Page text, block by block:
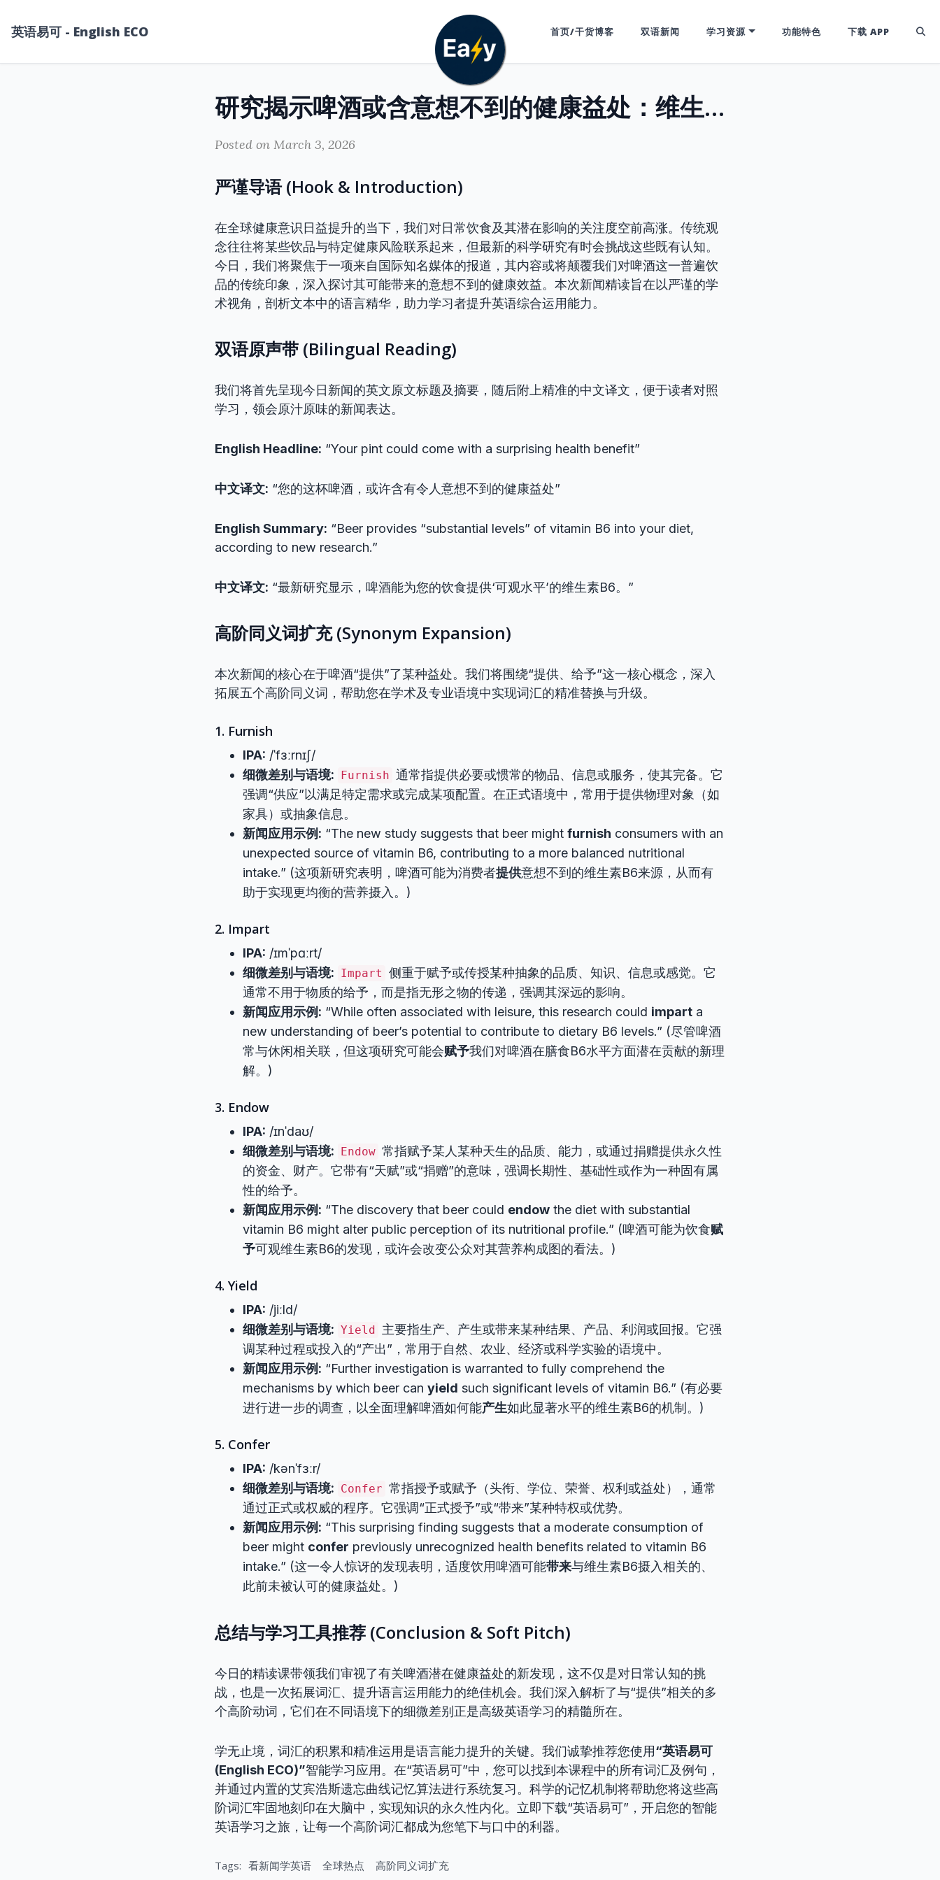
英语易可 - English ECO 首页/干货博客 双语新闻 学习资源 功能特色 下载 APP
研究揭示啤酒或含意想不到的健康益处：维生素B6新发现
Posted on March 3, 2026
严谨导语 (Hook & Introduction)
在全球健康意识日益提升的当下，我们对日常饮食及其潜在影响的关注度空前高涨。传统观
念往往将某些饮品与特定健康风险联系起来，但最新的科学研究有时会挑战这些既有认知。
今日，我们将聚焦于一项来自国际知名媒体的报道，其内容或将颠覆我们对啤酒这一普遍饮
品的传统印象，深入探讨其可能带来的意想不到的健康效益。本次新闻精读旨在以严谨的学
术视角，剖析文本中的语言精华，助力学习者提升英语综合运用能力。
双语原声带 (Bilingual Reading)
我们将首先呈现今日新闻的英文原文标题及摘要，随后附上精准的中文译文，便于读者对照
学习，领会原汁原味的新闻表达。
English Headline: “Your pint could come with a surprising health benefit”
中文译文: “您的这杯啤酒，或许含有令人意想不到的健康益处”
English Summary: “Beer provides “substantial levels” of vitamin B6 into your diet,
according to new research.”
中文译文: “最新研究显示，啤酒能为您的饮食提供‘可观水平’的维生素B6。”
高阶同义词扩充 (Synonym Expansion)
本次新闻的核心在于啤酒“提供”了某种益处。我们将围绕“提供、给予”这一核心概念，深入
拓展五个高阶同义词，帮助您在学术及专业语境中实现词汇的精准替换与升级。
1. Furnish
IPA: /ˈfɜːrnɪʃ/
细微差别与语境: Furnish 通常指提供必要或惯常的物品、信息或服务，使其完备。它
强调“供应”以满足特定需求或完成某项配置。在正式语境中，常用于提供物理对象（如
家具）或抽象信息。
新闻应用示例: “The new study suggests that beer might furnish consumers with an
unexpected source of vitamin B6, contributing to a more balanced nutritional
intake.” (这项新研究表明，啤酒可能为消费者提供意想不到的维生素B6来源，从而有
助于实现更均衡的营养摄入。)
2. Impart
IPA: /ɪmˈpɑːrt/
细微差别与语境: Impart 侧重于赋予或传授某种抽象的品质、知识、信息或感觉。它
通常不用于物质的给予，而是指无形之物的传递，强调其深远的影响。
新闻应用示例: “While often associated with leisure, this research could impart a
new understanding of beer’s potential to contribute to dietary B6 levels.” (尽管啤酒
常与休闲相关联，但这项研究可能会赋予我们对啤酒在膳食B6水平方面潜在贡献的新理
解。)
3. Endow
IPA: /ɪnˈdaʊ/
细微差别与语境: Endow 常指赋予某人某种天生的品质、能力，或通过捐赠提供永久性
的资金、财产。它带有“天赋”或“捐赠”的意味，强调长期性、基础性或作为一种固有属
性的给予。
新闻应用示例: “The discovery that beer could endow the diet with substantial
vitamin B6 might alter public perception of its nutritional profile.” (啤酒可能为饮食赋
予可观维生素B6的发现，或许会改变公众对其营养构成图的看法。)
4. Yield
IPA: /jiːld/
细微差别与语境: Yield 主要指生产、产生或带来某种结果、产品、利润或回报。它强
调某种过程或投入的“产出”，常用于自然、农业、经济或科学实验的语境中。
新闻应用示例: “Further investigation is warranted to fully comprehend the
mechanisms by which beer can yield such significant levels of vitamin B6.” (有必要
进行进一步的调查，以全面理解啤酒如何能产生如此显著水平的维生素B6的机制。)
5. Confer
IPA: /kənˈfɜːr/
细微差别与语境: Confer 常指授予或赋予（头衔、学位、荣誉、权利或益处），通常
通过正式或权威的程序。它强调“正式授予”或“带来”某种特权或优势。
新闻应用示例: “This surprising finding suggests that a moderate consumption of
beer might confer previously unrecognized health benefits related to vitamin B6
intake.” (这一令人惊讶的发现表明，适度饮用啤酒可能带来与维生素B6摄入相关的、
此前未被认可的健康益处。)
总结与学习工具推荐 (Conclusion & Soft Pitch)
今日的精读课带领我们审视了有关啤酒潜在健康益处的新发现，这不仅是对日常认知的挑
战，也是一次拓展词汇、提升语言运用能力的绝佳机会。我们深入解析了与“提供”相关的多
个高阶动词，它们在不同语境下的细微差别正是高级英语学习的精髓所在。
学无止境，词汇的积累和精准运用是语言能力提升的关键。我们诚挚推荐您使用“英语易可
(English ECO)”智能学习应用。在“英语易可”中，您可以找到本课程中的所有词汇及例句，
并通过内置的艾宾浩斯遗忘曲线记忆算法进行系统复习。科学的记忆机制将帮助您将这些高
阶词汇牢固地刻印在大脑中，实现知识的永久性内化。立即下载“英语易可”，开启您的智能
英语学习之旅，让每一个高阶词汇都成为您笔下与口中的利器。
Tags: 看新闻学英语 全球热点 高阶同义词扩充